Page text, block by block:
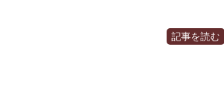
記事を読む